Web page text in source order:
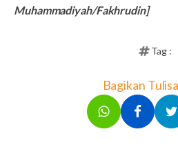
Muhammadiyah/Fakhrudin]
Tag :
Bagikan